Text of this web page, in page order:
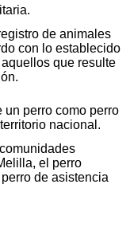
de animales
con lo establecido
aquellos que resulte
perro como perro
nacional.
el perro
de asistencia